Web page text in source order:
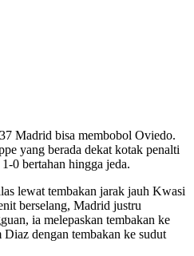
Madrid bisa membobol Oviedo.
yang berada dekat kotak penalti
0 bertahan hingga jeda.
lewat tembakan jarak jauh Kwasi
berselang, Madrid justru
ia melepaskan tembakan ke
dengan tembakan ke sudut